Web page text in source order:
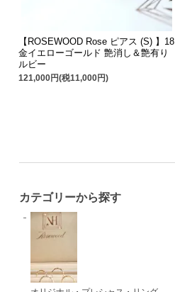
【ROSEWOOD Rose ピアス (S) 】18
金イエローゴールド 艶消し＆艶有り
ルビー
121,000円(税11,000円)
カテゴリーから探す